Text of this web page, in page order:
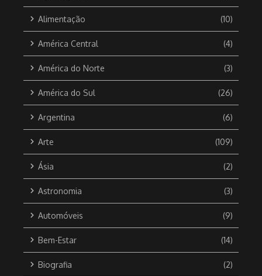
Alimentação (10)
América Central (4)
América do Norte (3)
América do Sul (26)
Argentina (6)
Arte (109)
Ásia (2)
Astronomia (3)
Automóveis (9)
Bem-Estar (14)
Biografia (2)